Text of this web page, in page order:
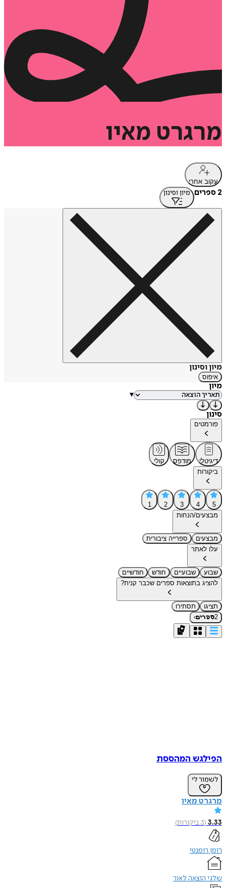
מרגרט מאיו
עקוב אחרי
2 ספרים מיון וסינון
מיון וסינון
איפוס
מיון
▾
סינון
פורמטים
דיגיטלי מודפס
קולי
ביקורות
5
4
3
2
1
מבצעים/הנחות
מבצעים
ספרייה ציבורית
עלו לאתר
שבוע שבועיים חודש
חודשיים
להציג בתוצאות ספרים שכבר קנית?
תציגו
תסתירו
2ספרים›
הפילגש המהססת
לשמור לי
מרגרט מאיו
3.33
(
3ביקורות)
רומן רומנטי
שלגי הוצאה לאור